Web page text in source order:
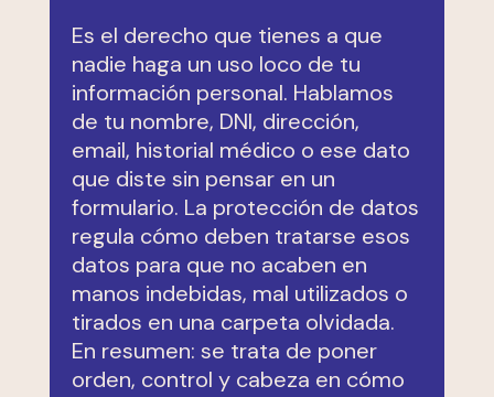
Es el derecho que tienes a que
nadie haga un uso loco de tu
información personal. Hablamos
de tu nombre, DNI, dirección,
email, historial médico o ese dato
que diste sin pensar en un
formulario. La protección de datos
regula cómo deben tratarse esos
datos para que no acaben en
manos indebidas, mal utilizados o
tirados en una carpeta olvidada.
En resumen: se trata de poner
orden, control y cabeza en cómo